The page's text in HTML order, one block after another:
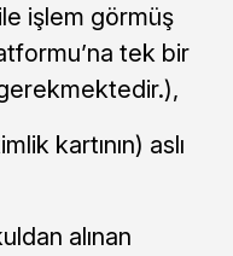
işlem görmüş
tek bir
kartının) aslı
alınan